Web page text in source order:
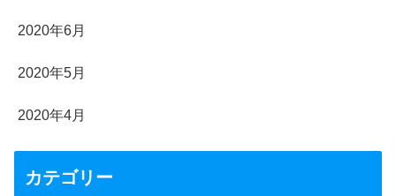
2020年6月
2020年5月
2020年4月
カテゴリー